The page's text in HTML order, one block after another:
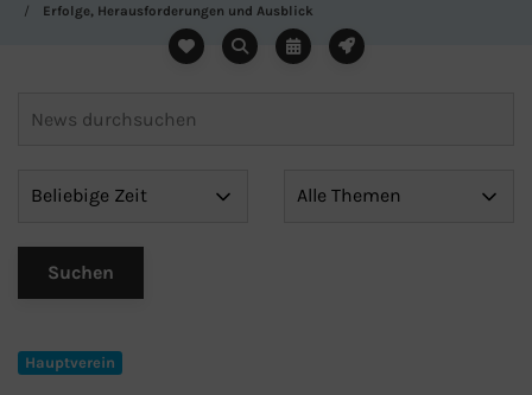
Erfolge, Herausforderungen und Ausblick
Hauptverein